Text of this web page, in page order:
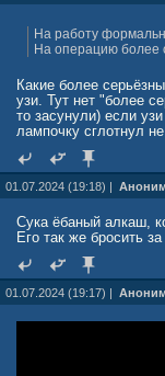
На работу
На операцию более
Какие более
узи. Тут нет "более
то засунули) если
лампочку сглотнул
01.07.2024 (19:18) |
Сука ёбаный алкаш,
Его так же бросить
01.07.2024 (19:17) |